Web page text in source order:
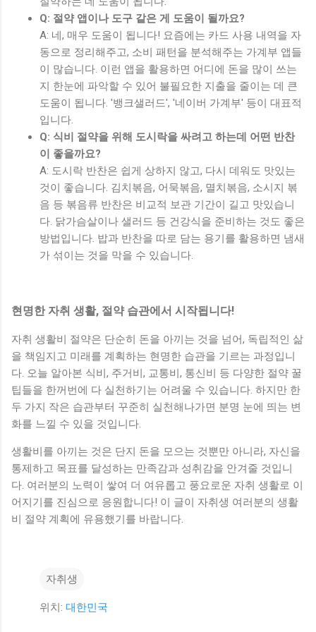
Q: 절약 앱이나 도구 같은 게 도움이 될까요?
A: 네, 매우 도움이 됩니다! 요즘에는 카드 사용 내역을 자
동으로 정리해주고, 소비 패턴을 분석해주는 가계부 앱들
이 많습니다. 이런 앱을 활용하면 어디에 돈을 많이 쓰는
지 한눈에 파악할 수 있어 불필요한 지출을 줄이는 데 큰
도움이 됩니다. '뱅크샐러드', '네이버 가계부' 등이 대표적
입니다.
Q: 식비 절약을 위해 도시락을 싸려고 하는데 어떤 반찬
이 좋을까요?
A: 도시락 반찬은 쉽게 상하지 않고, 다시 데워도 맛있는
것이 좋습니다. 김치볶음, 어묵볶음, 멸치볶음, 소시지 볶
음 등 볶음류 반찬은 비교적 보관 기간이 길고 맛있습니
다. 닭가슴살이나 샐러드 등 건강식을 준비하는 것도 좋은
방법입니다. 밥과 반찬을 따로 담는 용기를 활용하면 냄새
가 섞이는 것을 막을 수 있습니다.
현명한 자취 생활, 절약 습관에서 시작됩니다!
자취 생활비 절약은 단순히 돈을 아끼는 것을 넘어, 독립적인 삶
을 책임지고 미래를 계획하는 현명한 습관을 기르는 과정입니
다. 오늘 알아본 식비, 주거비, 교통비, 통신비 등 다양한 절약 꿀
팁들을 한꺼번에 다 실천하기는 어려울 수 있습니다. 하지만 한
두 가지 작은 습관부터 꾸준히 실천해나가면 분명 눈에 띄는 변
화를 느낄 수 있을 것입니다.
생활비를 아끼는 것은 단지 돈을 모으는 것뿐만 아니라, 자신을
통제하고 목표를 달성하는 만족감과 성취감을 안겨줄 것입니
다. 여러분의 노력이 쌓여 더 여유롭고 풍요로운 자취 생활로 이
어지기를 진심으로 응원합니다! 이 글이 자취생 여러분의 생활
비 절약 계획에 유용했기를 바랍니다.
자취생
위치: 대한민국